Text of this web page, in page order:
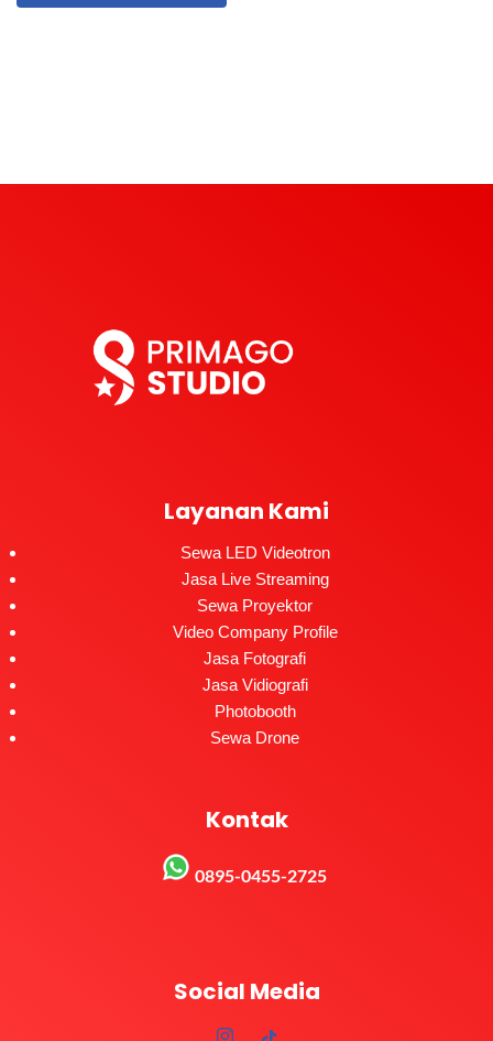
Layanan Kami
Sewa LED Videotron
Jasa Live Streaming
Sewa Proyektor
Video Company Profile
Jasa Fotografi
Jasa Vidiografi
Photobooth
Sewa Drone
Kontak
0895-0455-2725
Social Media